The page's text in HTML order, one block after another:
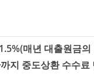
(매년 대출원금의
지 중도상환 수수료